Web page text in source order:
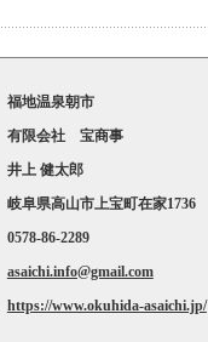
福地温泉朝市
有限会社 宝商事
井上 健太郎
岐阜県高山市上宝町在家1736
0578-86-2289
asaichi.info@gmail.com
https://www.okuhida-asaichi.jp/